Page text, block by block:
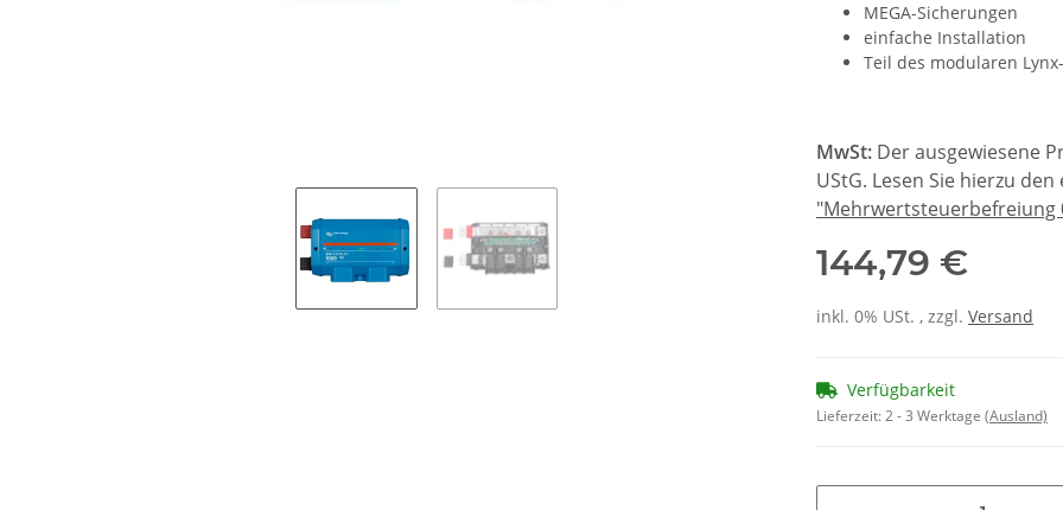
MEGA-Sicherungen
einfache Installation
Teil des modularen
MwSt: Der ausgewiesene
UStG. Lesen Sie hierzu
"Mehrwertsteuerbefreiung
144,79 €
inkl. 0% USt. , zzgl. Versand
Verfügbarkeit
Lieferzeit:2 - 3 Werktage (Ausland)